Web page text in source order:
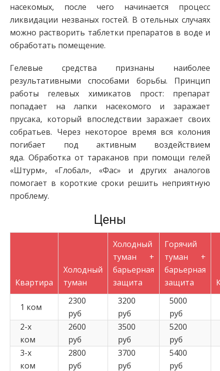
насекомых, после чего начинается процесс
ликвидации незваных гостей. В отельных случаях
можно растворить таблетки препаратов в воде и
обработать помещение.
Гелевые средства признаны наиболее
результативными способами борьбы. Принцип
работы гелевых химикатов прост: препарат
попадает на лапки насекомого и заражает
прусака, который впоследствии заражает своих
собратьев. Через некоторое время вся колония
погибает под активным воздействием
яда. Обработка от тараканов при помощи гелей
«Штурм», «Глобал», «Фас» и других аналогов
помогает в короткие сроки решить неприятную
проблему.
Цены
Квартира
Холодный
туман
Холодный
туман +
барьерная
защита
Горячий
туман +
барьерная
защита
1 ком
2300
руб
3200
руб
5000
руб
2-х
ком
2600
руб
3500
руб
5200
руб
3-х
ком
2800
руб
3700
руб
5400
руб